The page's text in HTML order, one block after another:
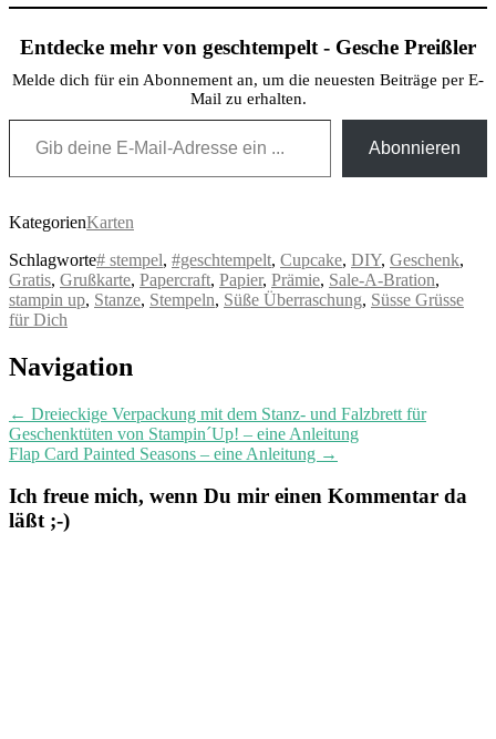
Entdecke mehr von geschtempelt - Gesche Preißler
Melde dich für ein Abonnement an, um die neuesten Beiträge per E-
Mail zu erhalten.
Gib deine E-Mail-Adresse ein ...
Abonnieren
KategorienKarten
Schlagworte# stempel, #geschtempelt, Cupcake, DIY, Geschenk,
Gratis, Grußkarte, Papercraft, Papier, Prämie, Sale-A-Bration,
stampin up, Stanze, Stempeln, Süße Überraschung, Süsse Grüsse
für Dich
Post
Navigation
← Dreieckige Verpackung mit dem Stanz- und Falzbrett für
Geschenktüten von Stampin´Up! – eine Anleitung
Flap Card Painted Seasons – eine Anleitung →
Ich freue mich, wenn Du mir einen Kommentar da
läßt ;-)